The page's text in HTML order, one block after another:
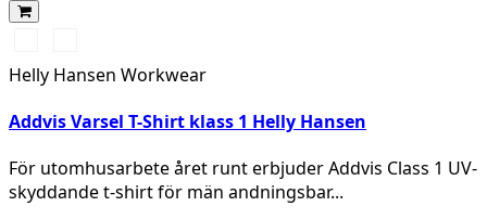
YELLOW/EBONY
ORANGE/EBONY
Helly Hansen Workwear
Addvis Varsel T-Shirt klass 1 Helly Hansen
För utomhusarbete året runt erbjuder Addvis Class 1 UV-
skyddande t-shirt för män andningsbar...